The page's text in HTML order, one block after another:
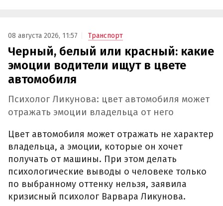
08 августа 2026, 11:57 Транспорт
Черный, белый или красный: какие
эмоции водители ищут в цвете
автомобиля
Психолог Ликунова: цвет автомобиля может
отражать эмоции владельца от него
Цвет автомобиля может отражать не характер
владельца, а эмоции, которые он хочет
получать от машины. При этом делать
психологические выводы о человеке только
по выбранному оттенку нельзя, заявила
кризисный психолог Варвара Ликунова.